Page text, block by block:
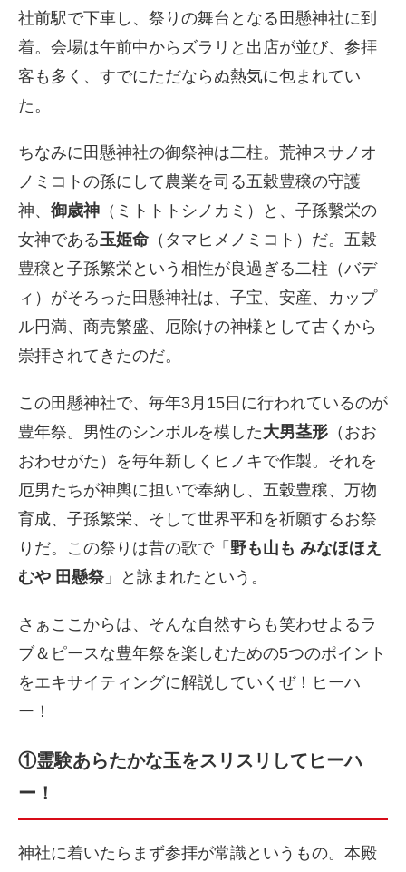
社前駅で下車し、祭りの舞台となる田懸神社に到
着。会場は午前中からズラリと出店が並び、参拝
客も多く、すでにただならぬ熱気に包まれてい
た。
ちなみに田懸神社の御祭神は二柱。荒神スサノオ
ノミコトの孫にして農業を司る五穀豊穣の守護
神、 御歳神 （ミトトトシノカミ）と、子孫繫栄の
女神である玉姫命 （タマヒメノミコト）だ。五穀
豊穣と子孫繁栄という相性が良過ぎる二柱（バデ
ィ）がそろった田懸神社は、子宝、安産、カップ
ル円満、商売繁盛、厄除けの神様として古くから
崇拝されてきたのだ。
この田懸神社で、毎年3月15日に行われているのが
豊年祭。男性のシンボルを模した大男茎形 （おお
おわせがた）を毎年新しくヒノキで作製。それを
厄男たちが神輿に担いで奉納し、五穀豊穣、万物
育成、子孫繁栄、そして世界平和を祈願するお祭
りだ。この祭りは昔の歌で「 野も山も みなほほえ
むや 田懸祭」と詠まれたという。
さぁここからは、そんな自然すらも笑わせよるラ
ブ＆ピースな豊年祭を楽しむための5つのポイント
をエキサイティングに解説していくぜ！ヒーハ
ー！
①霊験あらたかな玉をスリスリしてヒーハ
ー！
神社に着いたらまず参拝が常識というもの。本殿